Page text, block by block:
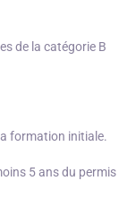
de la catégorie B
formation initiale.
5 ans du permis